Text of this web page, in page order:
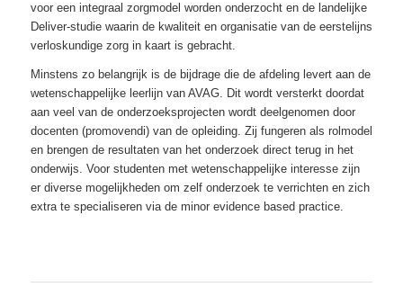
voor een integraal zorgmodel worden onderzocht en de landelijke
Deliver-studie waarin de kwaliteit en organisatie van de eerstelijns
verloskundige zorg in kaart is gebracht.
Minstens zo belangrijk is de bijdrage die de afdeling levert aan de
wetenschappelijke leerlijn van AVAG. Dit wordt versterkt doordat
aan veel van de onderzoeksprojecten wordt deelgenomen door
docenten (promovendi) van de opleiding. Zij fungeren als rolmodel
en brengen de resultaten van het onderzoek direct terug in het
onderwijs. Voor studenten met wetenschappelijke interesse zijn
er diverse mogelijkheden om zelf onderzoek te verrichten en zich
extra te specialiseren via de minor evidence based practice.